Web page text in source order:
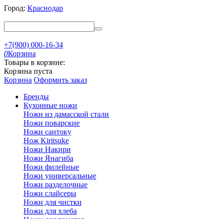
Город: Краснодар
+7(900) 000-16-34
0Корзина
Товары в корзине:
Корзина пуста
Корзина Оформить заказ
Бренды
Кухонные ножи
Ножи из дамасской стали
Ножи поварские
Ножи сантоку
Нож Kiritsuke
Ножи Накири
Ножи Янагиба
Ножи филейные
Ножи универсальные
Ножи разделочные
Ножи слайсеры
Ножи для чистки
Ножи для хлеба